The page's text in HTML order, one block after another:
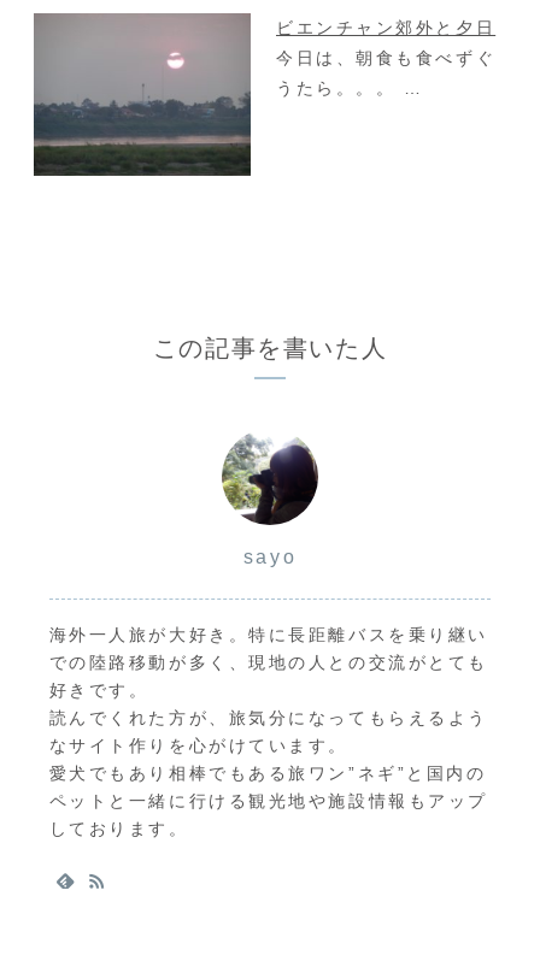
ビエンチャン郊外と夕日
今日は、朝食も食べずぐ
うたら。。。 …
この記事を書いた人
sayo
海外一人旅が大好き。特に長距離バスを乗り継い
での陸路移動が多く、現地の人との交流がとても
好きです。
読んでくれた方が、旅気分になってもらえるよう
なサイト作りを心がけています。
愛犬でもあり相棒でもある旅ワン”ネギ”と国内の
ペットと一緒に行ける観光地や施設情報もアップ
しております。